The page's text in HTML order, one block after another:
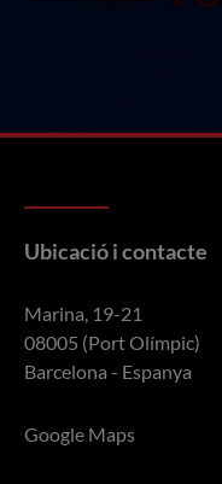
Ubicació i contacte
Marina, 19-21
08005 (Port Olímpic)
Barcelona - Espanya
Google Maps